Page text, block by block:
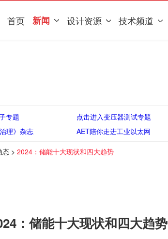
首页 新闻 设计资源 技术频道
专题
点击进入变压器测试专题
理》杂志
AET陪你走进工业以太网
态 > 2024：储能十大现状和四大趋势
：储能十大现状和四大趋势